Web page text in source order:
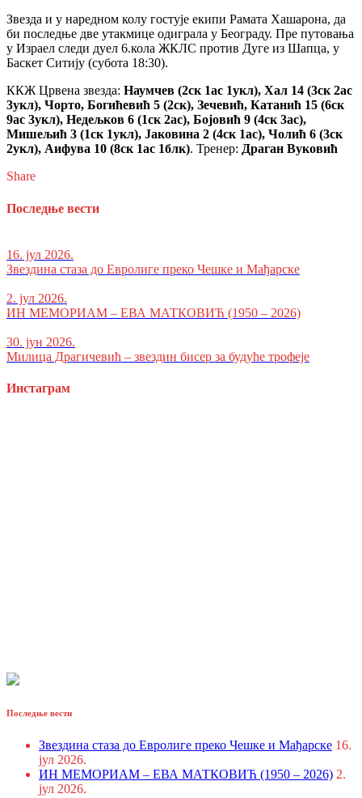
Звезда и у наредном колу гостује екипи Рамата Хашарона, да
би последње две утакмице одиграла у Београду. Пре путовања
у Израел следи дуел 6.кола ЖКЛС против Дуге из Шапца, у
Баскет Ситију (субота 18:30).
ККЖ Црвена звезда: Наумчев (2ск 1ас 1укл), Хал 14 (3ск 2ас
3укл), Чорто, Богићевић 5 (2ск), Зечевић, Катанић 15 (6ск
9ас 3укл), Недељков 6 (1ск 2ас), Бојовић 9 (4ск 3ас),
Мишељић 3 (1ск 1укл), Јаковина 2 (4ск 1ас), Чолић 6 (3ск
2укл), Аифува 10 (8ск 1ас 1блк). Тренер: Драган Вуковић
Share
Последње вести
16. јул 2026.
Звездина стаза до Евролиге преко Чешке и Мађарске
2. јул 2026.
ИН МЕМОРИАМ – ЕВА МАТКОВИЋ (1950 – 2026)
30. јун 2026.
Милица Драгичевић – звездин бисер за будуће трофеје
Инстаграм
Последње вести
Звездина стаза до Евролиге преко Чешке и Мађарске 16.
јул 2026.
ИН МЕМОРИАМ – ЕВА МАТКОВИЋ (1950 – 2026) 2.
јул 2026.